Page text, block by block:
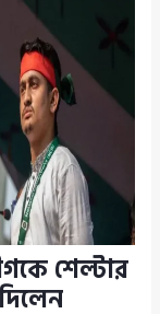
শেল্টার